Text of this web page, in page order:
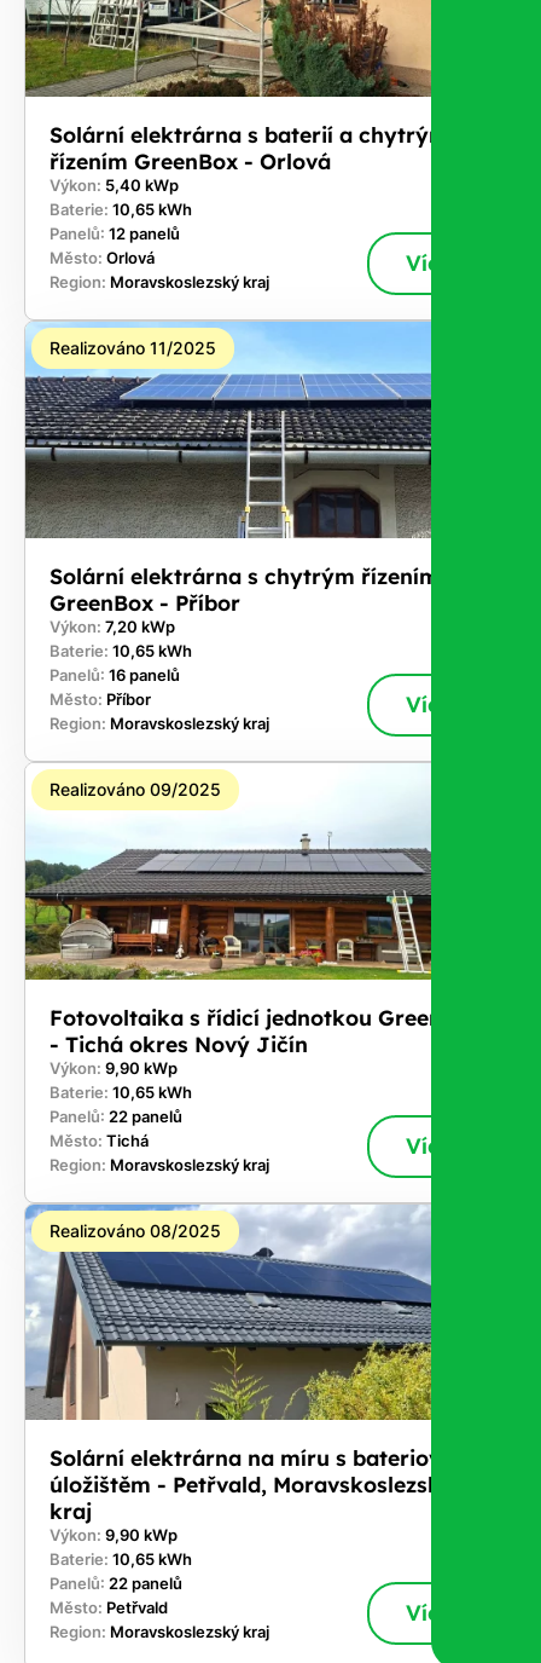
Solární elektrárna s baterií a chytrým
řízením GreenBox - Orlová
Výkon: 5,40 kWp
Baterie: 10,65 kWh
Panelů: 12 panelů
Město: Orlová
Region: Moravskoslezský kraj
Více
Realizováno 11/2025
Solární elektrárna s chytrým řízením
GreenBox - Příbor
Výkon: 7,20 kWp
Baterie: 10,65 kWh
Panelů: 16 panelů
Město: Příbor
Region: Moravskoslezský kraj
Více
Realizováno 09/2025
Fotovoltaika s řídicí jednotkou GreenBox
- Tichá okres Nový Jičín
Výkon: 9,90 kWp
Baterie: 10,65 kWh
Panelů: 22 panelů
Město: Tichá
Region: Moravskoslezský kraj
Více
Realizováno 08/2025
Solární elektrárna na míru s bateriovým
úložištěm - Petřvald, Moravskoslezský
kraj
Výkon: 9,90 kWp
Baterie: 10,65 kWh
Panelů: 22 panelů
Město: Petřvald
Region: Moravskoslezský kraj
Více